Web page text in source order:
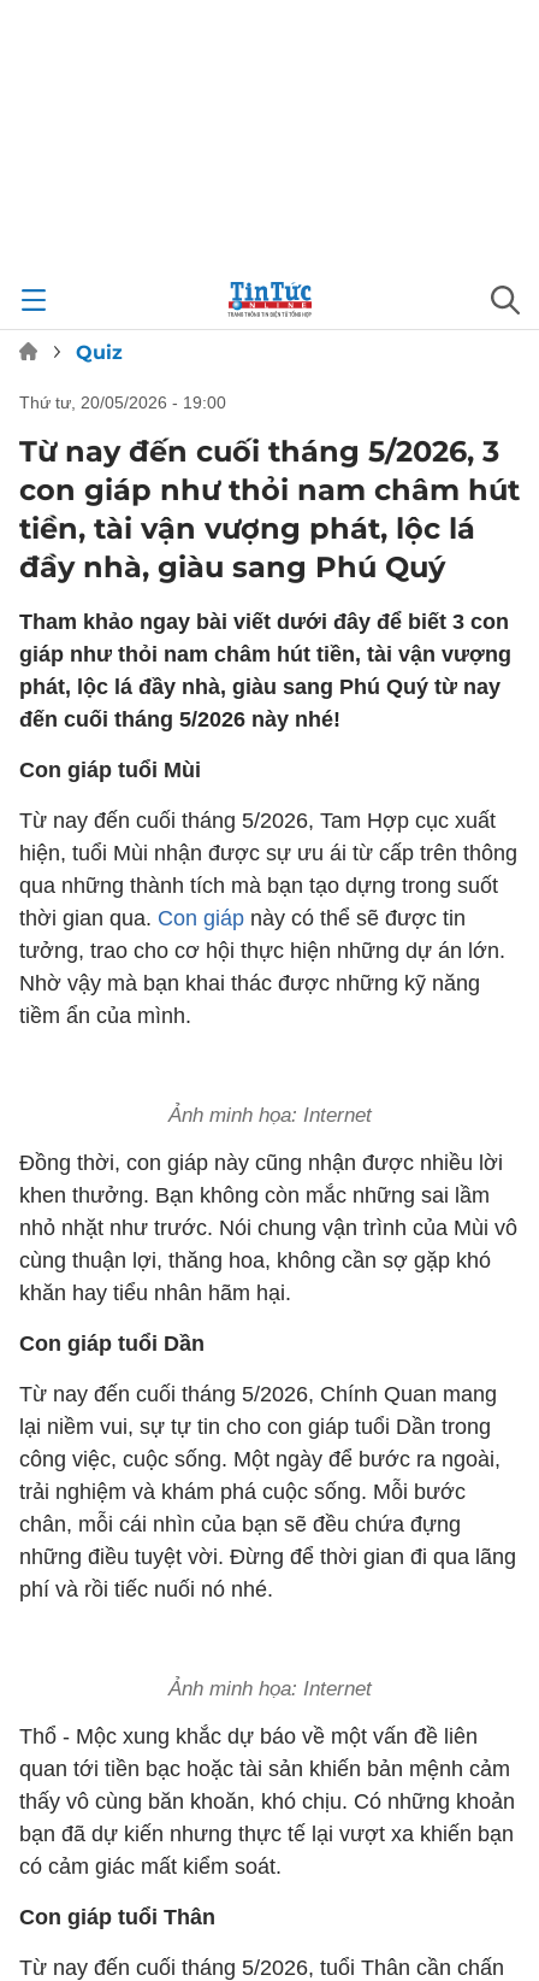
Quiz
thứ tư, 20/05/2026 - 19:00
Từ nay đến cuối tháng 5/2026, 3
con giáp như thỏi nam châm hút
tiền, tài vận vượng phát, lộc lá
đầy nhà, giàu sang Phú Quý
Tham khảo ngay bài viết dưới đây để biết 3 con
giáp như thỏi nam châm hút tiền, tài vận vượng
phát, lộc lá đầy nhà, giàu sang Phú Quý từ nay
đến cuối tháng 5/2026 này nhé!
Con giáp tuổi Mùi
Từ nay đến cuối tháng 5/2026, Tam Hợp cục xuất
hiện, tuổi Mùi nhận được sự ưu ái từ cấp trên thông
qua những thành tích mà bạn tạo dựng trong suốt
thời gian qua. Con giáp này có thể sẽ được tin
tưởng, trao cho cơ hội thực hiện những dự án lớn.
Nhờ vậy mà bạn khai thác được những kỹ năng
tiềm ẩn của mình.
Ảnh minh họa: Internet
Đồng thời, con giáp này cũng nhận được nhiều lời
khen thưởng. Bạn không còn mắc những sai lầm
nhỏ nhặt như trước. Nói chung vận trình của Mùi vô
cùng thuận lợi, thăng hoa, không cần sợ gặp khó
khăn hay tiểu nhân hãm hại.
Con giáp tuổi Dần
Từ nay đến cuối tháng 5/2026, Chính Quan mang
lại niềm vui, sự tự tin cho con giáp tuổi Dần trong
công việc, cuộc sống. Một ngày để bước ra ngoài,
trải nghiệm và khám phá cuộc sống. Mỗi bước
chân, mỗi cái nhìn của bạn sẽ đều chứa đựng
những điều tuyệt vời. Đừng để thời gian đi qua lãng
phí và rồi tiếc nuối nó nhé.
Ảnh minh họa: Internet
Thổ - Mộc xung khắc dự báo về một vấn đề liên
quan tới tiền bạc hoặc tài sản khiến bản mệnh cảm
thấy vô cùng băn khoăn, khó chịu. Có những khoản
bạn đã dự kiến nhưng thực tế lại vượt xa khiến bạn
có cảm giác mất kiểm soát.
Con giáp tuổi Thân
Từ nay đến cuối tháng 5/2026, tuổi Thân cần chấn